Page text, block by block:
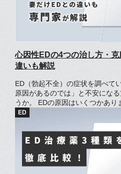
心因性EDの4つの治し方・
違いも解説
ED（勃起不全）の症状を調べて
原因があるのでは」と不安にな
うか。 EDの原因はいくつかありますが、心因性EDとは緊張
や不安によって勃起しづらくなる状態
である「妻だけED」は、妻やパ
れるのが特徴です。 心因性EDは、原因となる心の問題が特定
できれば、改善できる可能性が高いです。 こ
因性EDが起こる原因や特徴、心
解説します。 心因性EDか確認できるチェックリストも紹介し
ているため、心因性EDを疑う方